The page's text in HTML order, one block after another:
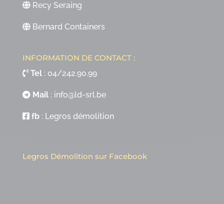
Recy Seraing
Bernard Containers
INFORMATION DE CONTACT :
Tel: 04/242.90.99
Mail: info@ld-srl.be
fb: Legros démolition
Legros Démolition sur Facebook